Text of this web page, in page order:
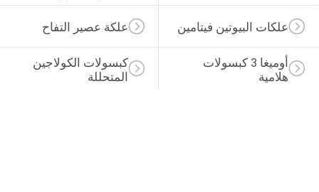
علكة عصير التفاح علكات البيوتين فيتامين
كبسولات الكولاجين
المتحللة
أوميغا 3 كبسولات
هلامية